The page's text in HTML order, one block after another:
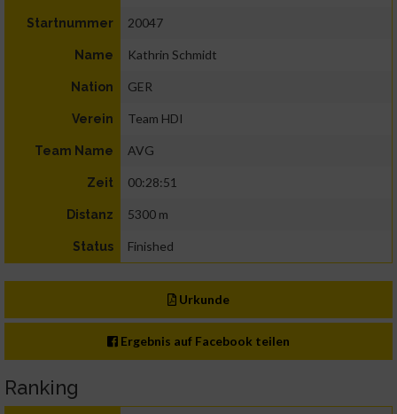
Startnummer 20047
Name Kathrin Schmidt
Nation GER
Verein Team HDI
Team Name AVG
Zeit 00:28:51
Distanz 5300 m
Status Finished
Urkunde
Ergebnis auf Facebook teilen
Ranking